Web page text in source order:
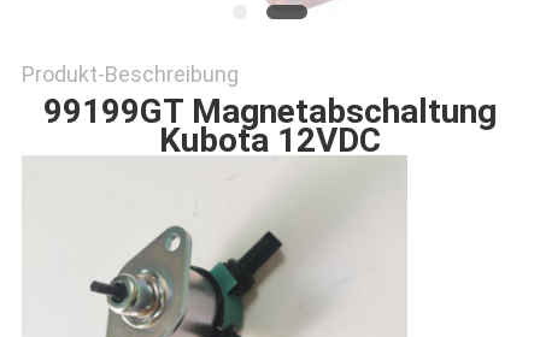
Produkt-Beschreibung
99199GT Magnetabschaltung
Kubota 12VDC